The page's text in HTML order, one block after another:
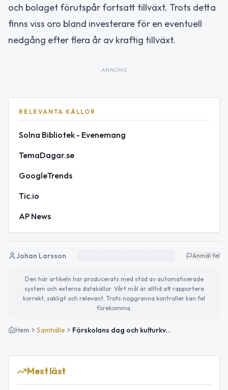
och bolaget förutspår fortsatt tillväxt. Trots detta
finns viss oro bland investerare för en eventuell
nedgång efter flera år av kraftig tillväxt.
ANNONS
RELEVANTA KÄLLOR
Solna Bibliotek - Evenemang
TemaDagar.se
GoogleTrends
Tic.io
AP News
Johan Larsson Anmäl fel
Den här artikeln har producerats med stöd av automatiserade
system och externa datakällor. Vårt mål är alltid att rapportera
korrekt, sakligt och relevant. Trots noggranna kontroller kan fel
förekomma.
Hem Samhälle Förskolans dag och kulturkväll på biblioteket
Mest läst